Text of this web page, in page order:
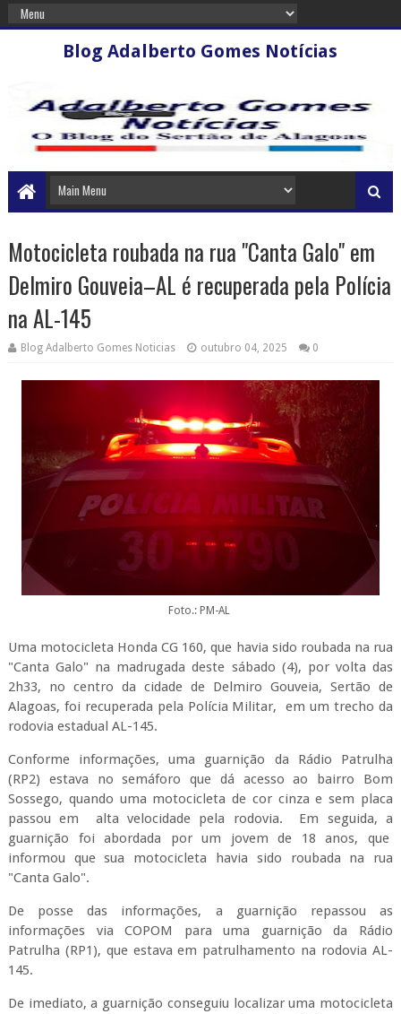
Blog Adalberto Gomes Notícias
Motocicleta roubada na rua "Canta Galo" em
Delmiro Gouveia–AL é recuperada pela Polícia
na AL-145
Blog Adalberto Gomes Noticias outubro 04, 2025 0
Foto.: PM-AL
Uma motocicleta Honda CG 160, que havia sido roubada na rua
"Canta Galo" na madrugada deste sábado (4), por volta das
2h33, no centro da cidade de Delmiro Gouveia, Sertão de
Alagoas, foi recuperada pela Polícia Militar, em um trecho da
rodovia estadual AL-145.
Conforme informações, uma guarnição da Rádio Patrulha
(RP2) estava no semáforo que dá acesso ao bairro Bom
Sossego, quando uma motocicleta de cor cinza e sem placa
passou em alta velocidade pela rodovia. Em seguida, a
guarnição foi abordada por um jovem de 18 anos, que
informou que sua motocicleta havia sido roubada na rua
"Canta Galo".
De posse das informações, a guarnição repassou as
informações via COPOM para uma guarnição da Rádio
Patrulha (RP1), que estava em patrulhamento na rodovia AL-
145.
De imediato, a guarnição conseguiu localizar uma motocicleta